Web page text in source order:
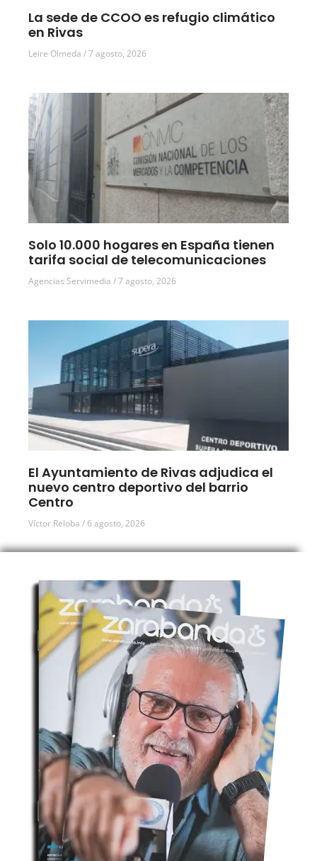
La sede de CCOO es refugio climático
en Rivas
Leire Olmeda 7 agosto, 2026
Solo 10.000 hogares en España tienen
tarifa social de telecomunicaciones
Agencias Servimedia 7 agosto, 2026
El Ayuntamiento de Rivas adjudica el
nuevo centro deportivo del barrio
Centro
Víctor Reloba 6 agosto, 2026